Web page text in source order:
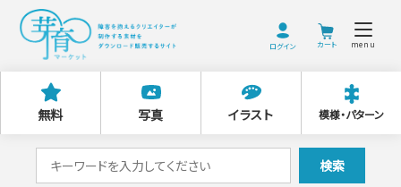
ログイン menu
無料 写真 イラスト 模様・パターン
検索